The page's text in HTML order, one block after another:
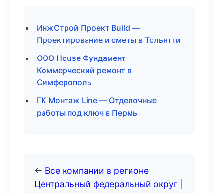
ИнжСтрой Проект Build —
Проектирование и сметы в Тольятти
ООО House Фундамент —
Коммерческий ремонт в
Симферополь
ГК Монтаж Line — Отделочные
работы под ключ в Пермь
← Все компании в регионе
Центральный федеральный округ